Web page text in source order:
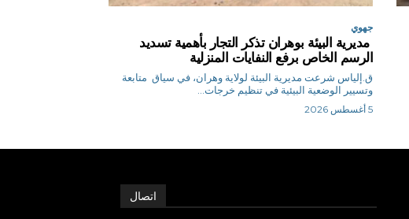
جهوي
مديرية البيئة بوهران تذكر التجار بأهمية تسديد
الرسم الخاص برفع النفايات المنزلية
ق.إلياس شرعت مديرية البيئة لولاية وهران، في سياق متابعة
وتسيير الوضعية البيئية في تنظيم خرجات...
5 أغسطس 2026
اتصال